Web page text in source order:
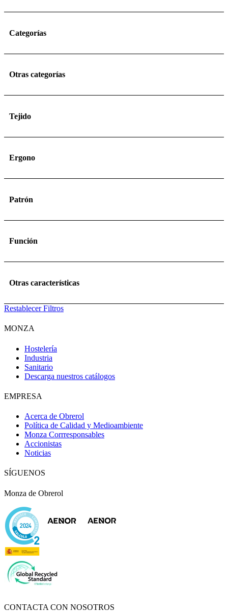
Categorías
Otras categorías
Tejido
Ergono
Patrón
Función
Otras características
Restablecer Filtros
MONZA
Hostelería
Industria
Sanitario
Descarga nuestros catálogos
EMPRESA
Acerca de Obrerol
Política de Calidad y Medioambiente
Monza Corrresponsables
Accionistas
Noticias
SÍGUENOS
Monza de Obrerol
CONTACTA CON NOSOTROS